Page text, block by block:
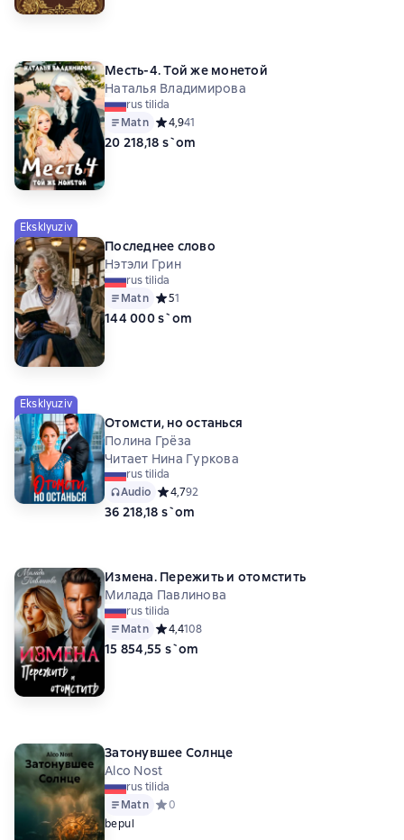
Месть-4. Той же монетой
Наталья Владимирова
rus tilida
Matn Средний рейтинг 4,9 на основе 41 оценок
4,941
20 218,18 s`om
Eksklyuziv
Последнее слово
Нэтэли Грин
rus tilida
Matn Средний рейтинг 5 на основе 1 оценок
51
144 000 s`om
Eksklyuziv
Отомсти, но останься
Полина Грёза
Читает Нина Гуркова
rus tilida
Audio Средний рейтинг 4,7 на основе 92 оценок
4,792
36 218,18 s`om
Измена. Пережить и отомстить
Милада Павлинова
rus tilida
Matn Средний рейтинг 4,4 на основе 108 оценок
4,4108
15 854,55 s`om
Затонувшее Солнце
Alco Nost
rus tilida
Matn Средний рейтинг 0 на основе 0 оценок
0
bepul